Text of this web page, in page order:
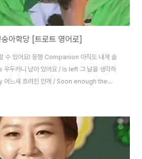
숭아학당 [트로트 영어로]
수 있어요! 동행 Companion 아직도 내게 슬
두커니 남아 있어요 / Is left 그 날을 생각하
느새 흐려진 안개 / Soon enough the
음 / The heart traveling through the
in the dark 외로워 헤매는 미로 / A
와 같이 함께 / Who will join me 울어 줄